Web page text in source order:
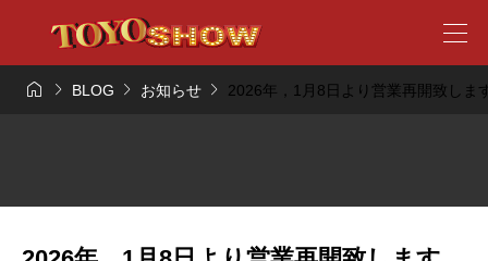
  BLOG  お知らせ  2026年，1月8日より営業再開致しま